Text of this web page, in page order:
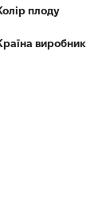
плоду
виробник